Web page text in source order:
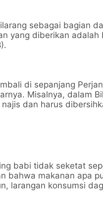
sebagai bagian
yang diberikan
di sepanjang
Misalnya, dalam
dan harus
babi tidak seketat
bahwa makanan apa
larangan konsumsi